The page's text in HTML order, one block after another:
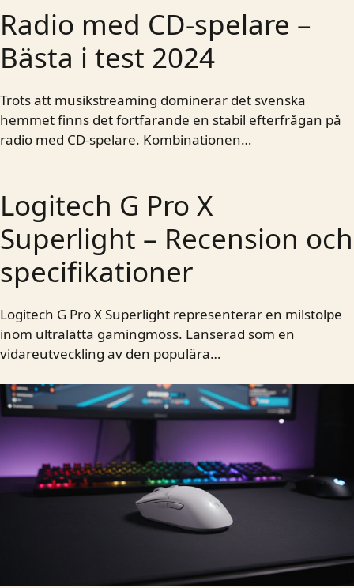
Radio med CD-spelare –
Bästa i test 2024
Trots att musikstreaming dominerar det svenska
hemmet finns det fortfarande en stabil efterfrågan på
radio med CD-spelare. Kombinationen…
Logitech G Pro X
Superlight – Recension och
specifikationer
Logitech G Pro X Superlight representerar en milstolpe
inom ultralätta gamingmöss. Lanserad som en
vidareutveckling av den populära…